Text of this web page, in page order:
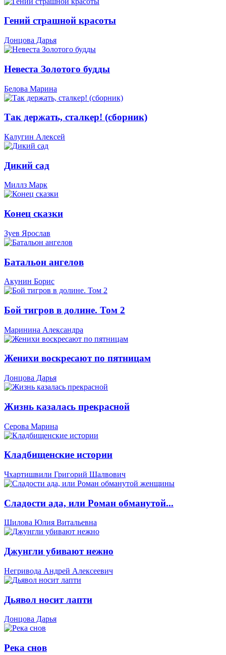
Гений страшной красоты
Донцова Дарья
Невеста Золотого будды
Белова Марина
Так держать, сталкер! (сборник)
Калугин Алексей
Дикий сад
Миллз Марк
Конец сказки
Зуев Ярослав
Батальон ангелов
Акунин Борис
Бой тигров в долине. Том 2
Маринина Александра
Женихи воскресают по пятницам
Донцова Дарья
Жизнь казалась прекрасной
Серова Марина
Кладбищенские истории
Чхартишвили Григорий Шалвович
Сладости ада, или Роман обманутой...
Шилова Юлия Витальевна
Джунгли убивают нежно
Негривода Андрей Алексеевич
Дьявол носит лапти
Донцова Дарья
Река снов